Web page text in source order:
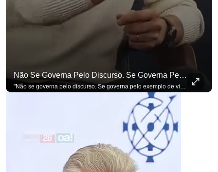
Não Se Governa Pelo Discurso. Se Governa Pelo Exemplo De Vida", Alfineta Ronaldo Caiado
"Não se governa pelo discurso. Se governa pelo exemplo de vida", alfineta Ronaldo Caiado, respondendo a empresários na primeira Sabatina Presidencial com a pauta definida por quem constrói o país. Se você busca informação com credibilidade, inscreva-se agora e ative o